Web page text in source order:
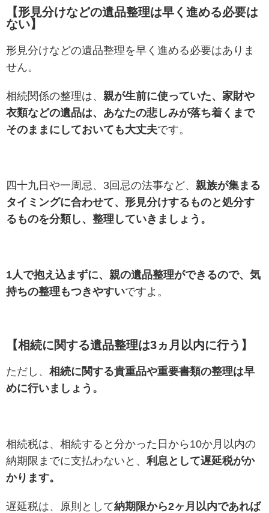
【形見分けなどの遺品整理は早く進める必要は
ない】
形見分けなどの遺品整理を早く進める必要はありま
せん。
相続関係の整理は、 親が生前に使っていた、家財や
衣類などの遺品は、あなたの悲しみが落ち着くまで
そのままにしておいても大丈夫です。
四十九日や一周忌、3回忌の法事など、 親族が集まる
タイミングに合わせて、形見分けするものと処分す
るものを分類し、整理していきましょう。
1人で抱え込まずに、親の遺品整理ができるので、気
持ちの整理もつきやすいですよ。
【相続に関する遺品整理は3ヵ月以内に行う】
ただし、 相続に関する貴重品や重要書類の整理は早
めに行いましょう。
相続税は、相続すると分かった日から10か月以内の
納期限までに支払わないと、 利息として遅延税がか
かります。
遅延税は、原則として納期限から2ヶ月以内であれば